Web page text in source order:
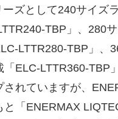
ズとして240サイズ
TBP」、280
LTTR280-TBP」、
「ELC-LTTR360-TBP
されていますが、
と「ENERMAX